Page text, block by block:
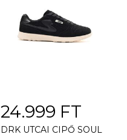
24.999 FT
DRK UTCAI CIPŐ SOUL